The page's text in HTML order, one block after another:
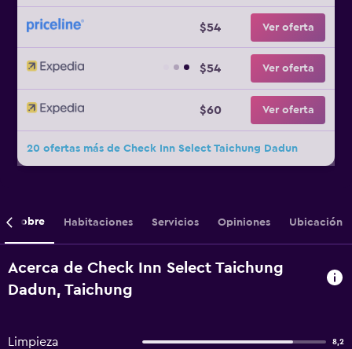
$54 Ver oferta
$54 Ver oferta
$60 Ver oferta
20 ofertas más de Check Inn Select Taichung Dadun
Sobre Habitaciones Servicios Opiniones Ubicación
Acerca de Check Inn Select Taichung
Dadun, Taichung
Limpieza 8,2